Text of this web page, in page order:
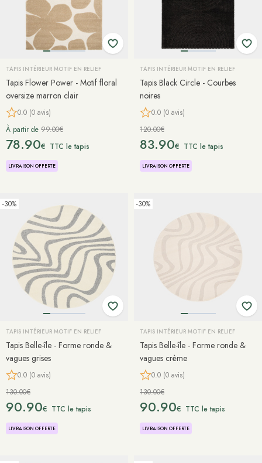
TAPIS INTÉRIEUR MOTIF EN RELIEF
Tapis Flower Power - Motif floral
oversize marron clair
0.0 (0 avis)
À partir de 99.00€
78.90€ TTC le tapis
LIVRAISON OFFERTE
TAPIS INTÉRIEUR MOTIF EN RELIEF
Tapis Black Circle - Courbes
noires
0.0 (0 avis)
120.00€
83.90€ TTC le tapis
LIVRAISON OFFERTE
-30%
TAPIS INTÉRIEUR MOTIF EN RELIEF
Tapis Belle-île - Forme ronde &
vagues grises
0.0 (0 avis)
130.00€
90.90€ TTC le tapis
LIVRAISON OFFERTE
-30%
TAPIS INTÉRIEUR MOTIF EN RELIEF
Tapis Belle-île - Forme ronde &
vagues crème
0.0 (0 avis)
130.00€
90.90€ TTC le tapis
LIVRAISON OFFERTE